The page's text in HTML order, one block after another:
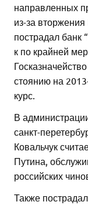
направленных
из-за
пострадал банк
к по крайней
стоянию на
курс.
В
санкт-
Ковальчук
Путина,
российских
Также